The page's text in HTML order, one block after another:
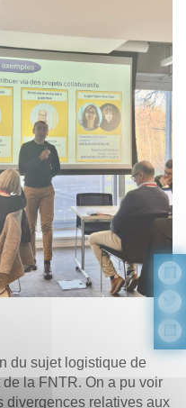
du sujet logistique de
de la FNTR. On a pu voir
divergences relatives aux